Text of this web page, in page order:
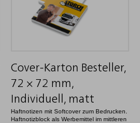
Cover-Karton Besteller,
72 × 72 mm,
Individuell, matt
Haftnotizen mit Softcover zum Bedrucken.
Haftnotizblock als Werbemittel im mittleren